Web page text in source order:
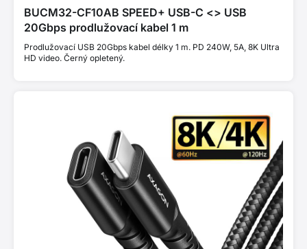
BUCM32-CF10AB SPEED+ USB-C <> USB
20Gbps prodlužovací kabel 1 m
Prodlužovací USB 20Gbps kabel délky 1 m. PD 240W, 5A, 8K Ultra
HD video. Černý opletený.